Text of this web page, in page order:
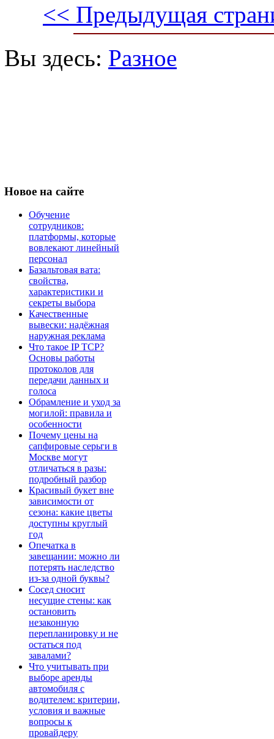
<< Предыдущая
Вы здесь: Разное
Новое на сайте
Обучение
сотрудников:
платформы, которые
вовлекают линейный
персонал
Базальтовая вата:
свойства,
характеристики и
секреты выбора
Качественные
вывески: надёжная
наружная реклама
Что такое IP TCP?
Основы работы
протоколов для
передачи данных и
голоса
Обрамление и уход за
могилой: правила и
особенности
Почему цены на
сапфировые серьги в
Москве могут
отличаться в разы:
подробный разбор
Красивый букет вне
зависимости от
сезона: какие цветы
доступны круглый
год
Опечатка в
завещании: можно ли
потерять наследство
из-за одной буквы?
Сосед сносит
несущие стены: как
остановить
незаконную
перепланировку и не
остаться под
завалами?
Что учитывать при
выборе аренды
автомобиля с
водителем: критерии,
условия и важные
вопросы к
провайдеру